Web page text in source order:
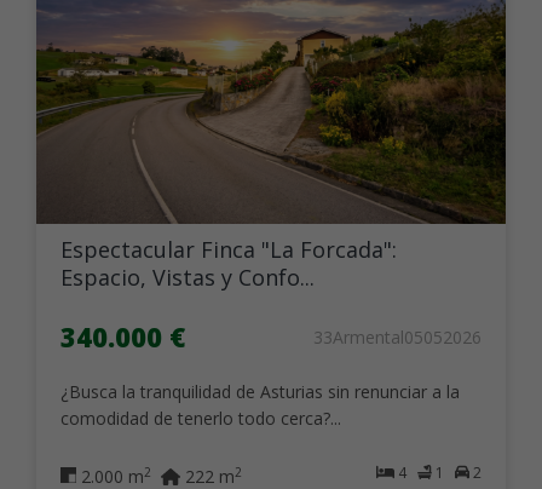
Espectacular Finca "La Forcada":
Espacio, Vistas y Confo...
340.000 € 33Armental05052026
¿Busca la tranquilidad de Asturias sin renunciar a la
comodidad de tenerlo todo cerca?...
4 1 2
2.000 m2 222 m2